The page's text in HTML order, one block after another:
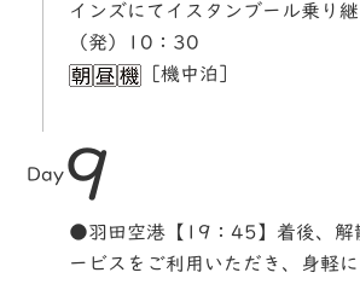
インズにてイスタンブール乗り継
（発）10：30
［機中泊］
Day9
●羽田空港【19：45】着後、解
ービスをご利用いただき、身軽に